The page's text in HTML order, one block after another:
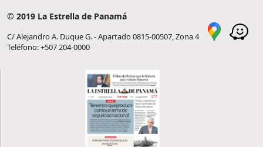
© 2019 La Estrella de Panamá
C/ Alejandro A. Duque G. - Apartado 0815-00507, Zona 4
Teléfono: +507 204-0000